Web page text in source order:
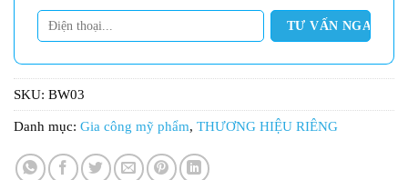
SKU: BW03
Danh mục: Gia công mỹ phẩm, THƯƠNG HIỆU RIÊNG